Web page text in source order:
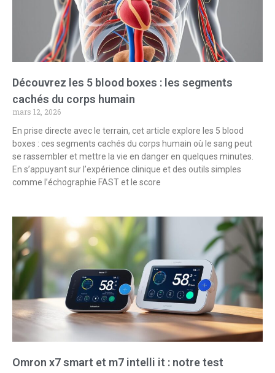
Découvrez les 5 blood boxes : les segments
cachés du corps humain
mars 12, 2026
En prise directe avec le terrain, cet article explore les 5 blood
boxes : ces segments cachés du corps humain où le sang peut
se rassembler et mettre la vie en danger en quelques minutes.
En s’appuyant sur l’expérience clinique et des outils simples
comme l’échographie FAST et le score
Omron x7 smart et m7 intelli it : notre test